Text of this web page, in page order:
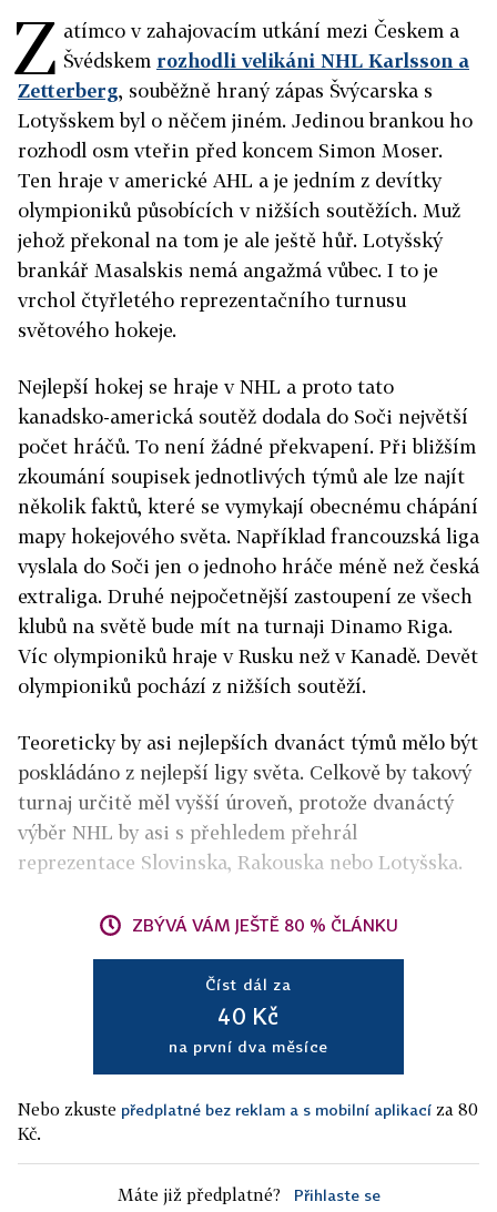
Z atímco v zahajovacím utkání mezi Českem a
Švédskem rozhodli velikáni NHL Karlsson a
Zetterberg, souběžně hraný zápas Švýcarska s
Lotyšskem byl o něčem jiném. Jedinou brankou ho
rozhodl osm vteřin před koncem Simon Moser.
Ten hraje v americké AHL a je jedním z devítky
olympioniků působících v nižších soutěžích. Muž
jehož překonal na tom je ale ještě hůř. Lotyšský
brankář Masalskis nemá angažmá vůbec. I to je
vrchol čtyřletého reprezentačního turnusu
světového hokeje.
Nejlepší hokej se hraje v NHL a proto tato
kanadsko-americká soutěž dodala do Soči největší
počet hráčů. To není žádné překvapení. Při bližším
zkoumání soupisek jednotlivých týmů ale lze najít
několik faktů, které se vymykají obecnému chápání
mapy hokejového světa. Například francouzská liga
vyslala do Soči jen o jednoho hráče méně než česká
extraliga. Druhé nejpočetnější zastoupení ze všech
klubů na světě bude mít na turnaji Dinamo Riga.
Víc olympioniků hraje v Rusku než v Kanadě. Devět
olympioniků pochází z nižších soutěží.
Teoreticky by asi nejlepších dvanáct týmů mělo být
poskládáno z nejlepší ligy světa. Celkově by takový
turnaj určitě měl vyšší úroveň, protože dvanáctý
výběr NHL by asi s přehledem přehrál
reprezentace Slovinska, Rakouska nebo Lotyšska.
ZBÝVÁ VÁM JEŠTĚ 80 % ČLÁNKU
Číst dál za
40 Kč
na první dva měsíce
Nebo zkuste předplatné bez reklam a s mobilní aplikací za 80
Kč.
Máte již předplatné? Přihlaste se